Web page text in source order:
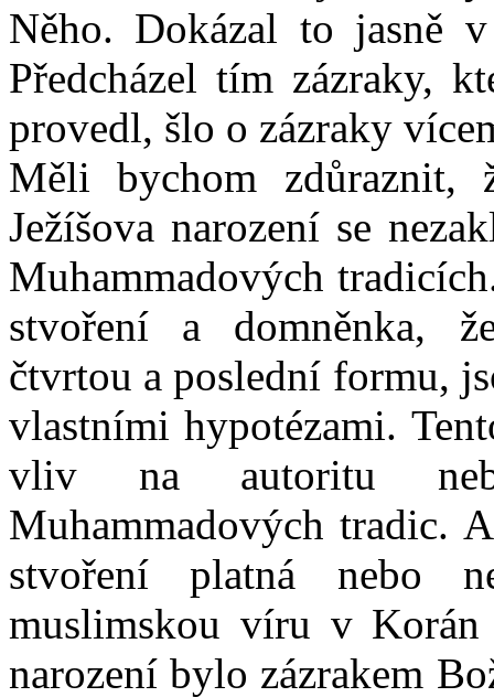
Něho. Dokázal to jasně
Předcházel tím zázraky,
provedl, šlo o zázraky
Měli bychom zdůraznit,
Ježíšova narození se
Muhammadových
stvoření a domněnka,
čtvrtou a poslední formu,
vlastními hypotézami.
vliv na autoritu
Muhammadových tradic.
stvoření platná nebo
muslimskou víru v Korán
narození bylo zázrakem